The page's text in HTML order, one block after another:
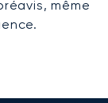
même